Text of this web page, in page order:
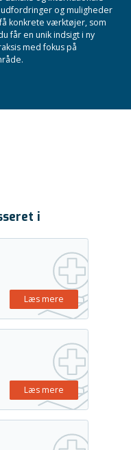
og muligheder
konkrete værktøjer, som
får en unik indsigt i ny
med fokus på
i
Læs mere
Læs mere